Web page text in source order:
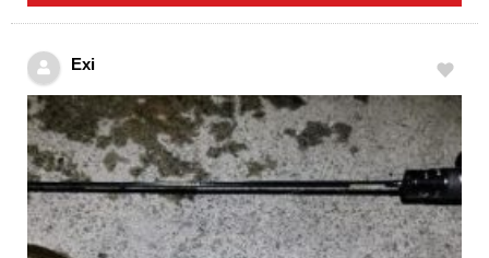
Exi